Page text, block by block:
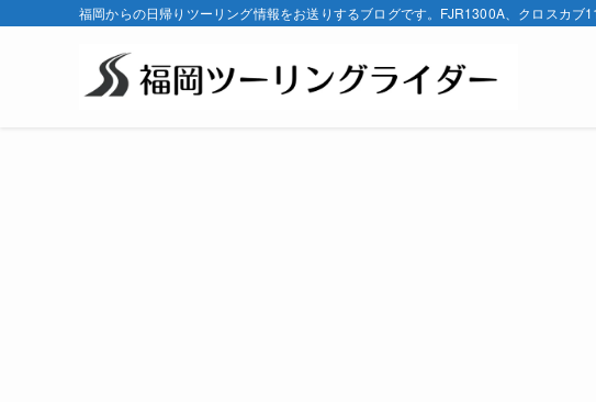
福岡からの日帰りツーリング情報をお送りするブログです。FJR1300A、クロスカブ